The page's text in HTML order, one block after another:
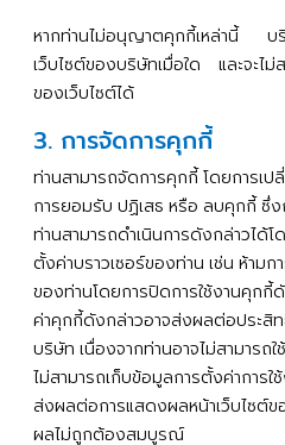
หากท่านไม่อนุญาตคุกกี้เหล่านี้
บ
เว็บไซต์ของบริษัทเมื่อใด
และจะไ
ของเว็บไซต์ได้
3. การจัดการคุกกี้
ท่านสามารถจัดการคุกกี้ โดยการเ
การยอมรับ ปฏิเสธ หรือ ลบคุกกี้ ซึ่ง
ท่านสามารถดำเนินการดังกล่าวได้
ตั้งค่าบราวเซอร์ของท่าน เช่น ห้าม
ของท่านโดยการปิดการใช้งานคุกกี้
ค่าคุกกี้ดังกล่าวอาจส่งผลต่อประสิท
บริษัท เนื่องจากท่านอาจไม่สามารถ
ไม่สามารถเก็บข้อมูลการตั้งค่าการใ
ส่งผลต่อการแสดงผลหน้าเว็บไซต์
ผลไม่ถูกต้องสมบูรณ์